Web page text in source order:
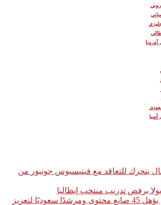
أسيا
يتحرك للتعاقد مع فينيسيوس جونيور من
يرفض تدريب منتخب إيطاليا
مؤمن الجندي يؤهل 45 صانع محتوى ومرشدًا سعوديًا لتعزيز